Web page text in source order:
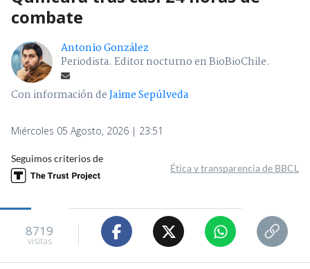
combate
Antonio González
Periodista. Editor nocturno en BioBioChile.
Con información deJaime Sepúlveda
Miércoles 05 Agosto, 2026 | 23:51
Seguimos criterios de
Ética y transparencia de BBCL
8719
visitas